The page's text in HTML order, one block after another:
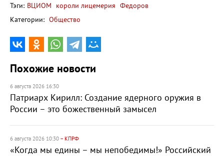
Тэги: ВЦИОМ короли лицемерия Федоров
Категории: Общество
Похожие новости
6 августа 2026 16:30
Патриарх Кирилл: Создание ядерного оружия в
России – это божественный замысел
6 августа 2026 10:30 – КПРФ
«Когда мы едины – мы непобедимы!» Российский